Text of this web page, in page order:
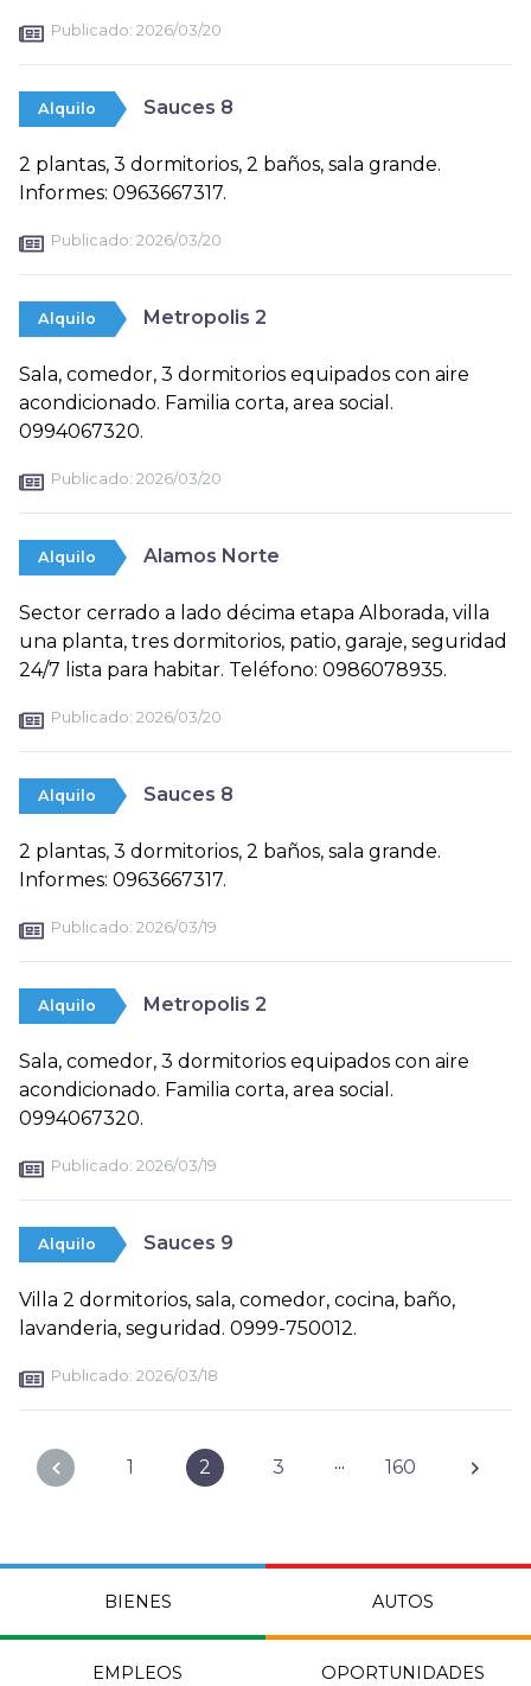
Publicado: 2026/03/20
Alquilo Sauces 8
2 plantas, 3 dormitorios, 2 baños, sala grande.
Informes: 0963667317.
Publicado: 2026/03/20
Alquilo Metropolis 2
Sala, comedor, 3 dormitorios equipados con aire
acondicionado. Familia corta, area social.
0994067320.
Publicado: 2026/03/20
Alquilo Alamos Norte
Sector cerrado a lado décima etapa Alborada, villa
una planta, tres dormitorios, patio, garaje, seguridad
24/7 lista para habitar. Teléfono: 0986078935.
Publicado: 2026/03/20
Alquilo Sauces 8
2 plantas, 3 dormitorios, 2 baños, sala grande.
Informes: 0963667317.
Publicado: 2026/03/19
Alquilo Metropolis 2
Sala, comedor, 3 dormitorios equipados con aire
acondicionado. Familia corta, area social.
0994067320.
Publicado: 2026/03/19
Alquilo Sauces 9
Villa 2 dormitorios, sala, comedor, cocina, baño,
lavanderia, seguridad. 0999-750012.
Publicado: 2026/03/18
1 2 3 ... 160
BIENES AUTOS
EMPLEOS OPORTUNIDADES